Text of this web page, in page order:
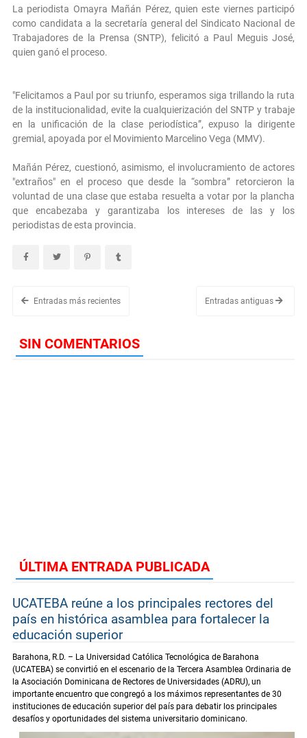
La periodista Omayra Mañán Pérez, quien este viernes participó
como candidata a la secretaría general del Sindicato Nacional de
Trabajadores de la Prensa (SNTP), felicitó a Paul Meguis José,
quien ganó el proceso.
"Felicitamos a Paul por su triunfo, esperamos siga trillando la ruta
de la institucionalidad, evite la cualquierización del SNTP y trabaje
en la unificación de la clase periodística”, expuso la dirigente
gremial, apoyada por el Movimiento Marcelino Vega (MMV).
Mañán Pérez, cuestionó, asimismo, el involucramiento de actores
"extraños" en el proceso que desde la “sombra” retorcieron la
voluntad de una clase que estaba resuelta a votar por la plancha
que encabezaba y garantizaba los intereses de las y los
periodistas de esta provincia.
Entradas más recientes Entradas antiguas
SIN COMENTARIOS
ÚLTIMA ENTRADA PUBLICADA
UCATEBA reúne a los principales rectores del
país en histórica asamblea para fortalecer la
educación superior
Barahona, R.D. – La Universidad Católica Tecnológica de Barahona
(UCATEBA) se convirtió en el escenario de la Tercera Asamblea Ordinaria de
la Asociación Dominicana de Rectores de Universidades (ADRU), un
importante encuentro que congregó a los máximos representantes de 30
instituciones de educación superior del país para debatir los principales
desafíos y oportunidades del sistema universitario dominicano.